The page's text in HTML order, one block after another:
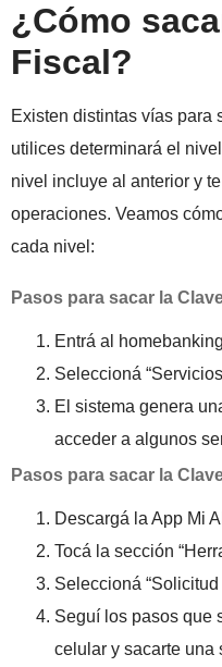
¿Cómo
Fiscal?
Existen distintas vías para
utilices determinará el
nivel incluye al anterior y
operaciones. Veamos
cada nivel:
Pasos para sacar la
Entrá al
Seleccioná
El sistema genera
acceder a algunos
Pasos para sacar la
Descargá la App Mi
Tocá la sección
Seleccioná
Seguí los pasos que
celular y sacarte una